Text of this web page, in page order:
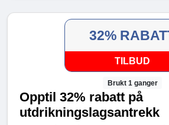
32%
TILBUD
Brukt 1 ganger
Opptil 32% rabatt på
utdrikningslagsantrekk